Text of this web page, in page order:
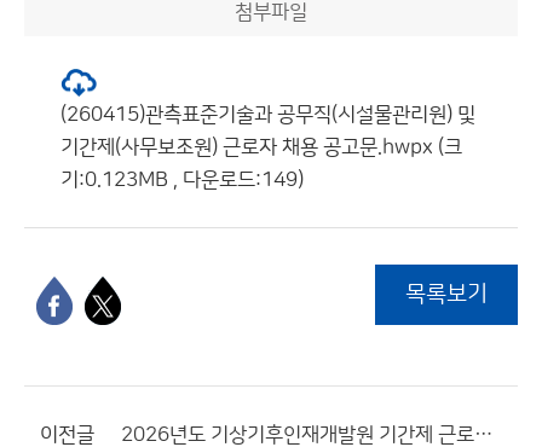
첨부파일
(260415)관측표준기술과 공무직(시설물관리원) 및
기간제(사무보조원) 근로자 채용 공고문.hwpx (크
기:0.123MB , 다운로드:149)
목록보기
이전글 2026년도 기상기후인재개발원 기간제 근로자(사무보조원) 채용 서류전형 합격자 및 면접시험 일정 공고